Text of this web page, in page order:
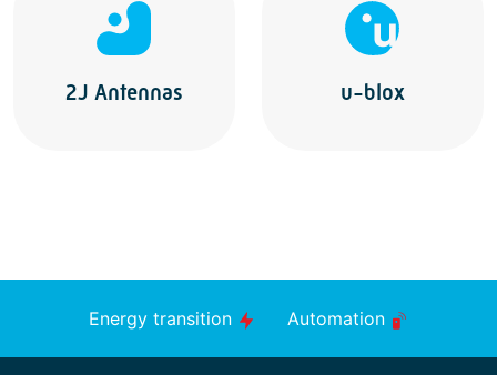
2J Antennas u-blox
Energy transition Automation